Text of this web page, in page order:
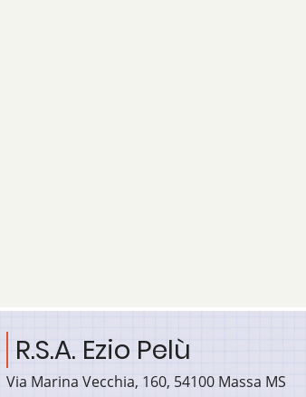
R.S.A. Ezio Pelù
Via Marina Vecchia, 160, 54100 Massa MS